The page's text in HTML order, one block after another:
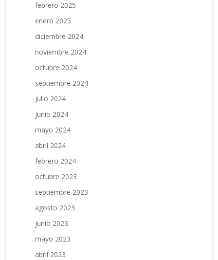
febrero 2025
enero 2025
diciembre 2024
noviembre 2024
octubre 2024
septiembre 2024
julio 2024
junio 2024
mayo 2024
abril 2024
febrero 2024
octubre 2023
septiembre 2023
agosto 2023
junio 2023
mayo 2023
abril 2023